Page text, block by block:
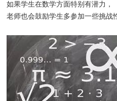
如果学生在数学方面特别有潜力，
老师也会鼓励学生多参加一些挑战